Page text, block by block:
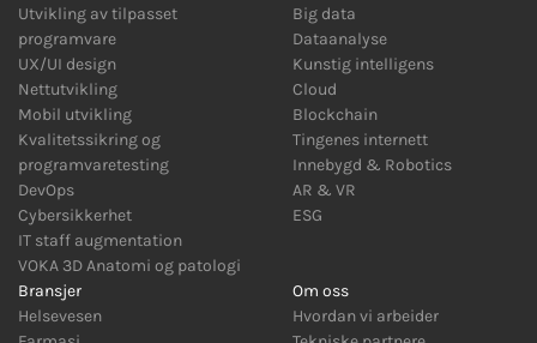
Utvikling av tilpasset
programvare
UX/UI design
Nettutvikling
Mobil utvikling
Kvalitetssikring og
programvaretesting
DevOps
Cybersikkerhet
IT staff augmentation
VOKA 3D Anatomi og patologi
Big data
Dataanalyse
Kunstig intelligens
Cloud
Blockchain
Tingenes internett
Innebygd & Robotics
AR & VR
ESG
Bransjer
Helsevesen
Om oss
Hvordan vi arbeider